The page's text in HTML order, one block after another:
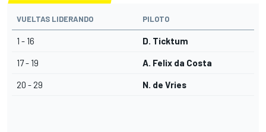
VUELTAS LIDERANDO PILOTO
1 - 16 D. Ticktum
17 - 19 A. Felix da Costa
20 - 29 N. de Vries